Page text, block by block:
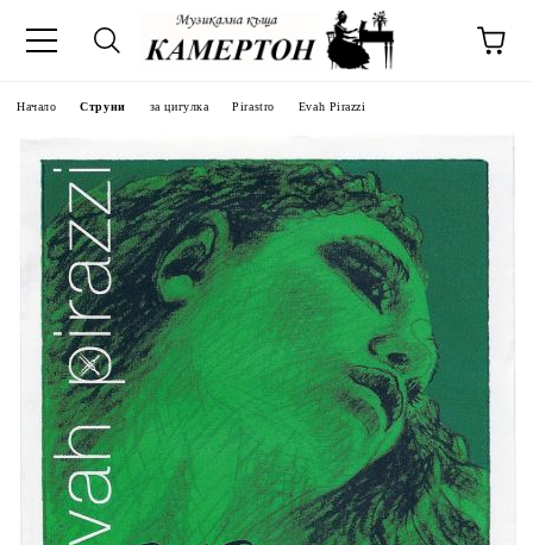
Начало Струни за цигулка Pirastro Evah Pirazzi